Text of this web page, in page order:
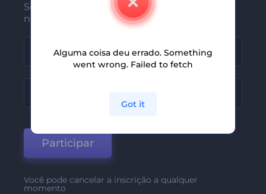
Seja um dos primeiros a receber
nossas últimas novidades e ofertas
Participar
Você pode cancelar a inscrição a qualquer
momento
Alguma coisa deu errado. Something
went wrong. Failed to fetch
Got it